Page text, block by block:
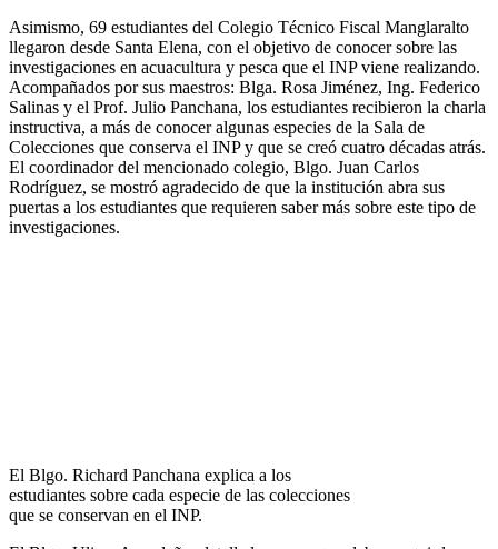
Asimismo, 69 estudiantes del Colegio Técnico Fiscal Manglaralto
llegaron desde Santa Elena, con el objetivo de conocer sobre las
investigaciones en acuacultura y pesca que el INP viene realizando.
Acompañados por sus maestros: Blga. Rosa Jiménez, Ing. Federico
Salinas y el Prof. Julio Panchana, los estudiantes recibieron la charla
instructiva, a más de conocer algunas especies de la Sala de
Colecciones que conserva el INP y que se creó cuatro décadas atrás.
El coordinador del mencionado colegio, Blgo. Juan Carlos
Rodríguez, se mostró agradecido de que la institución abra sus
puertas a los estudiantes que requieren saber más sobre este tipo de
investigaciones.
El Blgo. Richard Panchana explica a los
estudiantes sobre cada especie de las colecciones
que se conservan en el INP.